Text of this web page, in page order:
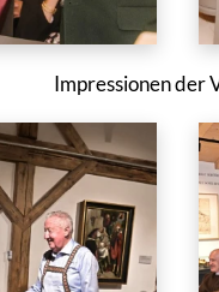
Impressionen der